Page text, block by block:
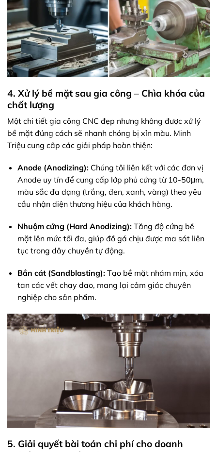
4. Xử lý bề mặt sau gia công – Chìa khóa của
chất lượng
Một chi tiết gia công CNC đẹp nhưng không được xử lý
bề mặt đúng cách sẽ nhanh chóng bị xỉn màu. Minh
Triệu cung cấp các giải pháp hoàn thiện:
Anode (Anodizing):Chúng tôi liên kết với các đơn vị
Anode uy tín để cung cấp lớp phủ cứng từ 10-50μm,
màu sắc đa dạng (trắng, đen, xanh, vàng) theo yêu
cầu nhận diện thương hiệu của khách hàng.
Nhuộm cứng (Hard Anodizing):Tăng độ cứng bề
mặt lên mức tối đa, giúp đồ gá chịu được ma sát liên
tục trong dây chuyền tự động.
Bắn cát (Sandblasting):Tạo bề mặt nhám mịn, xóa
tan các vết chạy dao, mang lại cảm giác chuyên
nghiệp cho sản phẩm.
5. Giải quyết bài toán chi phí cho doanh